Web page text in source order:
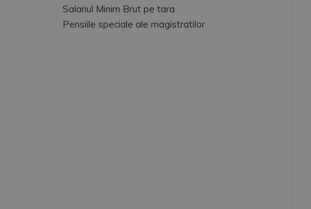
Salariul Minim Brut pe tara
Pensiile speciale ale magistratilor